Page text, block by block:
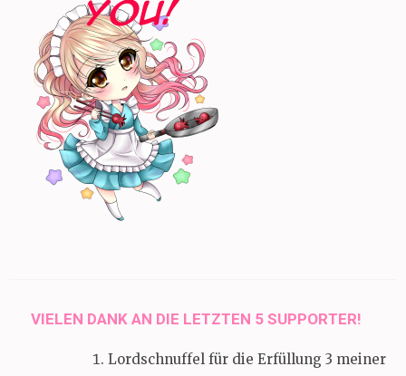
VIELEN DANK AN DIE LETZTEN 5 SUPPORTER!
Lordschnuffel für die Erfüllung 3 meiner